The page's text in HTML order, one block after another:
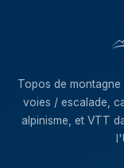
Topos de montagne
voies / escalade,
alpinisme, et VTT